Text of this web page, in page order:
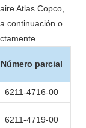
Atlas Copco,
continuación o
Número parcial
6211-4716-00
6211-4719-00